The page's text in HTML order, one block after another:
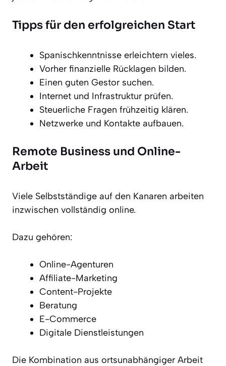
Tipps für den erfolgreichen Start
Spanischkenntnisse erleichtern vieles.
Vorher finanzielle Rücklagen bilden.
Einen guten Gestor suchen.
Internet und Infrastruktur prüfen.
Steuerliche Fragen frühzeitig klären.
Netzwerke und Kontakte aufbauen.
Remote Business und Online-
Arbeit
Viele Selbstständige auf den Kanaren arbeiten
inzwischen vollständig online.
Dazu gehören:
Online-Agenturen
Affiliate-Marketing
Content-Projekte
Beratung
E-Commerce
Digitale Dienstleistungen
Die Kombination aus ortsunabhängiger Arbeit